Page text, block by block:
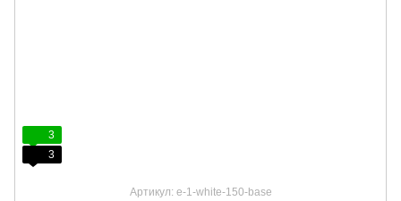
3
3
Артикул: e-1-white-150-base